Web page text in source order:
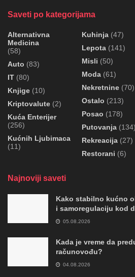
Saveti po kategorijama
Alternativna
Medicina
(58)
Auto (83)
IT (80)
Knjige (10)
Kriptovalute (2)
Kuća Enterijer
(256)
Kućnih Ljubimaca
(11)
Kuhinja (47)
Lepota (141)
Misli (50)
Moda (61)
Nekretnine (70)
Ostalo (213)
Posao (178)
Putovanja (134)
Rekreacija (27)
Restorani (6)
Najnoviji saveti
Kako stabilno kućno
i samoregulaciju kod
05.08.2026
Kada je vreme da
računovođu?
04.08.2026